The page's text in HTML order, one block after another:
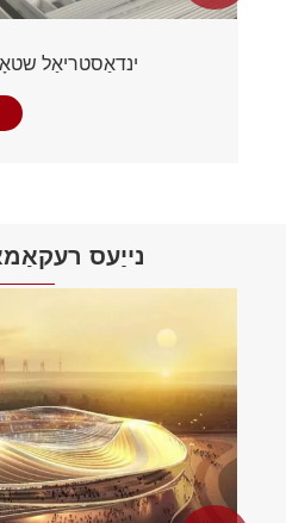
ינדאַסטריאַל
נייַעס